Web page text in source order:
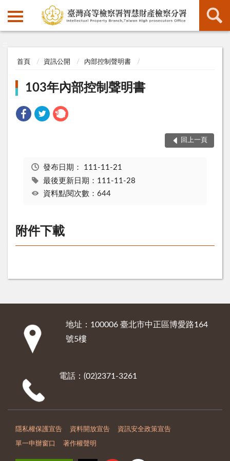
首頁 資訊公開 內部控制聲明書
103年內部控制聲明書
回上一頁
發布日期： 111-11-21
最後更新日期：111-11-28
資料點閱次數：644
附件下載
地址：100006 臺北市中正區博愛路164
號5樓
電話：(02)2371-3261
隱私權保護宣告 資料開放宣告 資訊安全政策宣告
單一申辦窗口 著作權聲明